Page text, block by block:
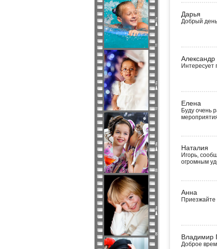
Дарья
Добрый
Александр
Интересует
Елена
Буду очень
Наталия
Игорь,
огромным
Анна
Владимир
Доброе